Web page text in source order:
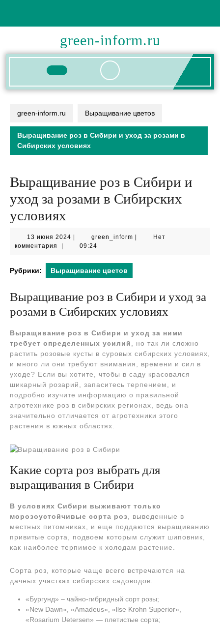
содержимому
green-inform.ru
Кнопка
green-inform.ru Выращивание цветов
Выращивание роз в Сибири и уход за розами в
Сибирских условиях
Выращивание роз в Сибири и
уход за розами в Сибирских
условиях
13 июня 2024 13
июня
green_informgreen_inform
Нет
комментария
09:24
Рубрики: Выращивание цветов
Выращивание роз в Сибири и уход за
розами в Сибирских условиях
Выращивание роз в Сибири и уход за ними
требует определенных усилий
, но так ли сложно
растить розовые кусты в суровых сибирских условиях,
и много ли они требуют внимания, времени и сил в
уходе? Если вы хотите, чтобы в саду красовался
шикарный розарий, запаситесь терпением, и
подробно изучите информацию о правильной
агротехнике роз в сибирских регионах, ведь она
значительно отличается от агротехники этого
растения в южных областях.
Какие сорта роз выбрать для
выращивания в Сибири
В условиях Сибири выживают только
морозоустойчивые сорта роз , выведенные в
местных питомниках, и еще поддаются выращиванию
привитые сорта, подвоем которым служит шиповник,
как наиболее терпимое к холодам растение.
Сорта роз, которые чаще всего встречаются на
дачных участках сибирских садоводов:
«Бургунд» – чайно-гибридный сорт розы;
«New Dawn», «Amadeus», «llse Krohn Superior»,
«Rosarium Uetersen» — плетистые сорта;